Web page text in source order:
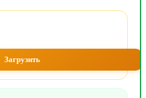
Загрузить